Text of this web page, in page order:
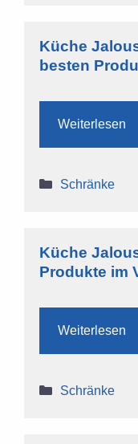
Küche
besten
Weiterlesen
Kategorien
Schränke
Küche
Produkte im
Weiterlesen
Kategorien
Schränke